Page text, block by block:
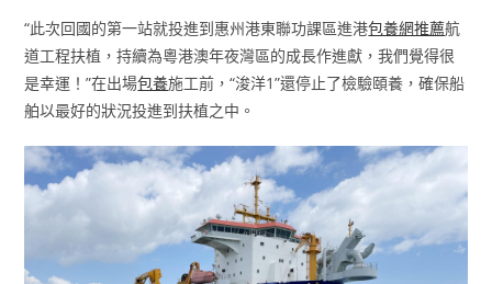
“此次回國的第一站就投進到惠州港東聯功課區進港包養網推薦航
道工程扶植，持續為粵港澳年夜灣區的成長作進獻，我們覺得很
是幸運！”在出場包養施工前，“浚洋1”還停止了檢驗頤養，確保船
舶以最好的狀況投進到扶植之中。